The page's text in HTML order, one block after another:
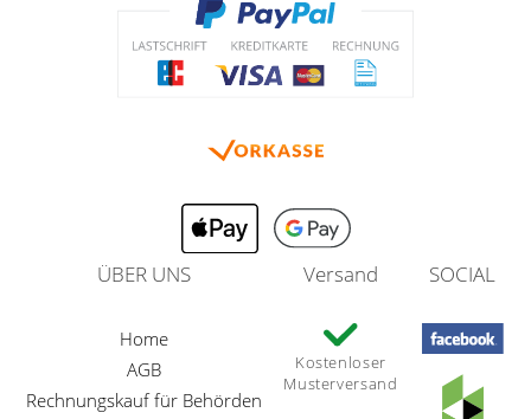
ÜBER UNS
Home
AGB
Rechnungskauf für Behörden
Versand
Kostenloser
Musterversand
SOCIAL